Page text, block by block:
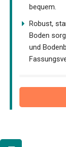
bequem.
Robust,
Boden
und